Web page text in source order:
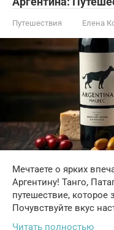
Путешествия Елена
Мечтаете о ярких
Аргентину! Танго,
путешествие, которое
Почувствуйте вкус
Читать полностью